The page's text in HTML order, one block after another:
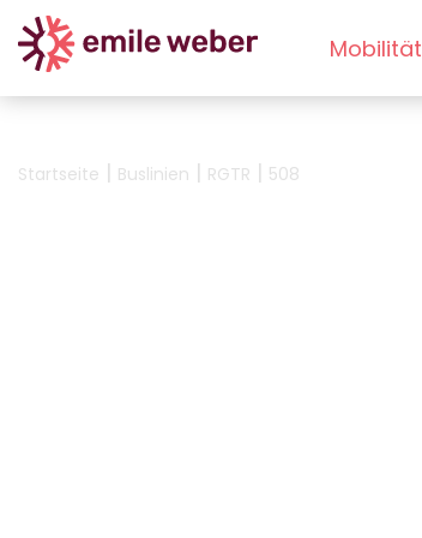
Mobilität
Startseite | Buslinien | RGTR | 508